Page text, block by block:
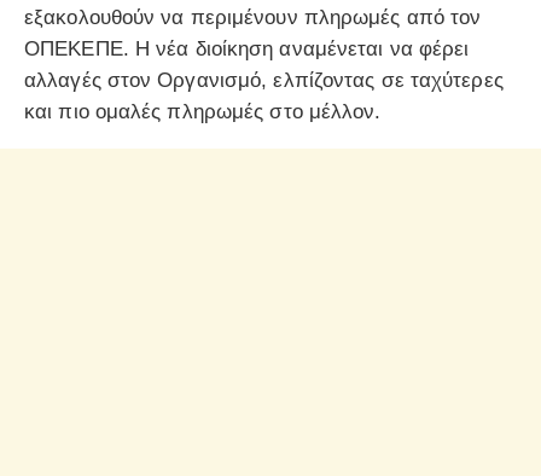
εξακολουθούν να περιμένουν πληρωμές από τον
ΟΠΕΚΕΠΕ. Η νέα διοίκηση αναμένεται να φέρει
αλλαγές στον Οργανισμό, ελπίζοντας σε ταχύτερες
και πιο ομαλές πληρωμές στο μέλλον.